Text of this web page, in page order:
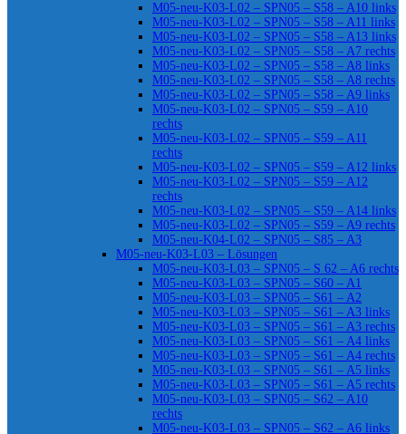
M05-neu-K03-L02 – SPN05 – S58 – A10 links
M05-neu-K03-L02 – SPN05 – S58 – A11 links
M05-neu-K03-L02 – SPN05 – S58 – A13 links
M05-neu-K03-L02 – SPN05 – S58 – A7 rechts
M05-neu-K03-L02 – SPN05 – S58 – A8 links
M05-neu-K03-L02 – SPN05 – S58 – A8 rechts
M05-neu-K03-L02 – SPN05 – S58 – A9 links
M05-neu-K03-L02 – SPN05 – S59 – A10
rechts
M05-neu-K03-L02 – SPN05 – S59 – A11
rechts
M05-neu-K03-L02 – SPN05 – S59 – A12 links
M05-neu-K03-L02 – SPN05 – S59 – A12
rechts
M05-neu-K03-L02 – SPN05 – S59 – A14 links
M05-neu-K03-L02 – SPN05 – S59 – A9 rechts
M05-neu-K04-L02 – SPN05 – S85 – A3
M05-neu-K03-L03 – Lösungen
M05-neu-K03-L03 – SPN05 – S 62 – A6 rechts
M05-neu-K03-L03 – SPN05 – S60 – A1
M05-neu-K03-L03 – SPN05 – S61 – A2
M05-neu-K03-L03 – SPN05 – S61 – A3 links
M05-neu-K03-L03 – SPN05 – S61 – A3 rechts
M05-neu-K03-L03 – SPN05 – S61 – A4 links
M05-neu-K03-L03 – SPN05 – S61 – A4 rechts
M05-neu-K03-L03 – SPN05 – S61 – A5 links
M05-neu-K03-L03 – SPN05 – S61 – A5 rechts
M05-neu-K03-L03 – SPN05 – S62 – A10
rechts
M05-neu-K03-L03 – SPN05 – S62 – A6 links